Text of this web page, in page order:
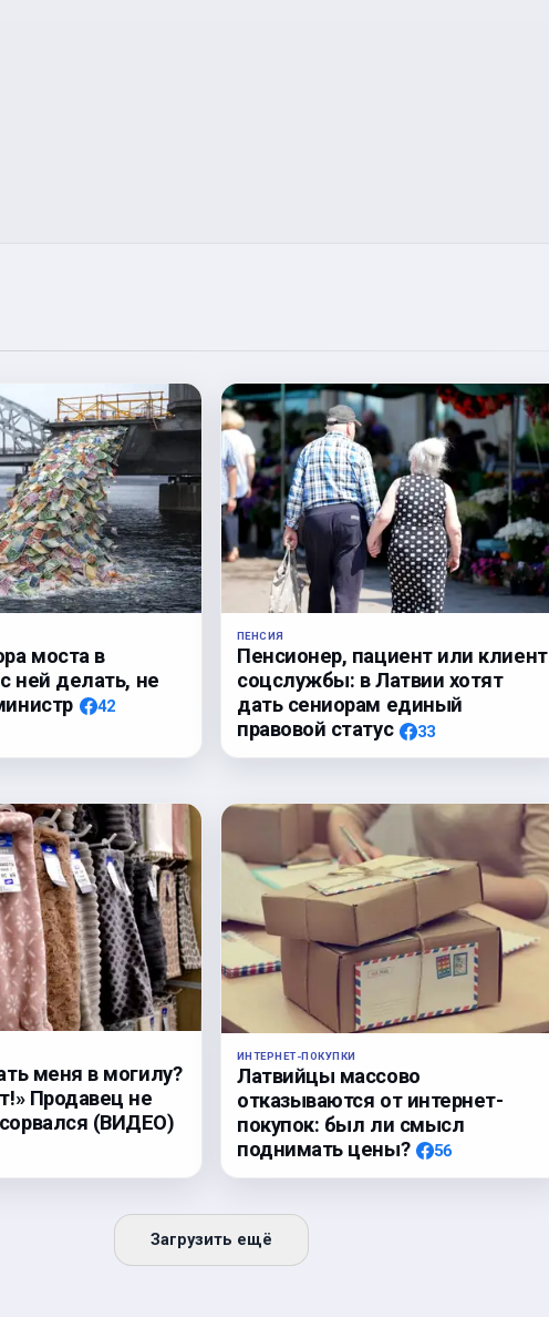
моста в
ней делать, не
42
ПЕНСИЯ
Пенсионер, пациент или клиент
соцслужбы: в Латвии хотят
дать сениорам единый
правовой статус
33
меня в могилу?
Продавец не
(ВИДЕО)
ИНТЕРНЕТ-ПОКУПКИ
Латвийцы массово
отказываются от интернет-
покупок: был ли смысл
поднимать цены?
56
Загрузить ещё